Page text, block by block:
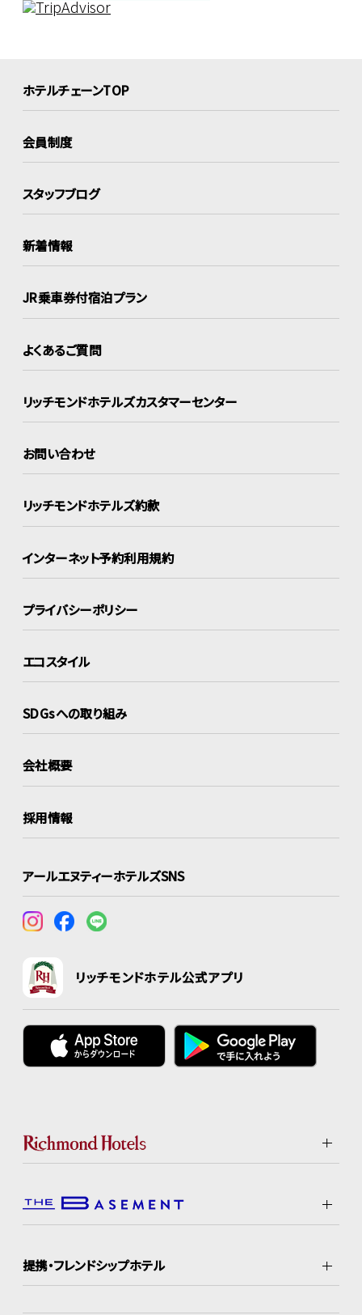
ホテルチェーンTOP
会員制度
スタッフブログ
新着情報
JR乗車券付宿泊プラン
よくあるご質問
リッチモンドホテルズカスタマーセンター
お問い合わせ
リッチモンドホテルズ約款
インターネット予約利用規約
プライバシーポリシー
エコスタイル
SDGsへの取り組み
会社概要
採用情報
アールエヌティーホテルズSNS
リッチモンドホテル公式アプリ
提携・フレンドシップホテル